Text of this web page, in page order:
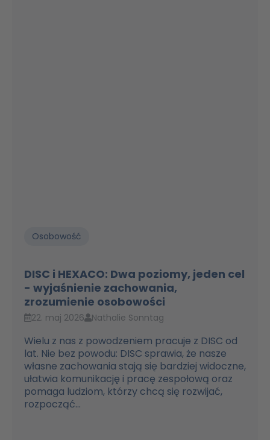
Osobowość
DISC i HEXACO: Dwa poziomy, jeden cel
- wyjaśnienie zachowania,
zrozumienie osobowości
22. maj 2026 Nathalie Sonntag
Wielu z nas z powodzeniem pracuje z DISC od
lat. Nie bez powodu: DISC sprawia, że nasze
własne zachowania stają się bardziej widoczne,
ułatwia komunikację i pracę zespołową oraz
pomaga ludziom, którzy chcą się rozwijać,
rozpocząć...